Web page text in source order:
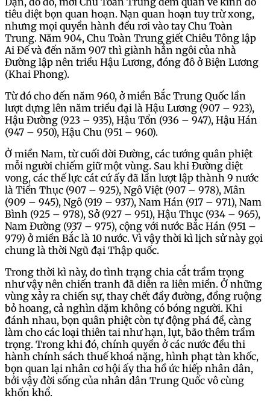
tiêu diệt bọn quan hoạn. Nạn quan hoạn tuy trừ xong,
nhưng mọi quyền hành đều rơi vào tay Chu Toàn
Trung. Năm 904, Chu Toàn Trung giết Chiêu Tông lập
Ai Đế và đến năm 907 thì giành hẳn ngôi của nhà
Đường lập nên triều Hậu Lương, đóng đô ở Biện Lương
(Khai Phong).
Từ đó cho đến năm 960, ở miền Bắc Trung Quốc lần
lượt dựng lên năm triều đại là Hậu Lương (907 – 923),
Hậu Đường (923 – 935), Hậu Tổn (936 – 947), Hậu Hán
(947 – 950), Hậu Chu (951 – 960).
Ở miền Nam, từ cuối đời Đường, các tướng quân phiệt
mỗi người chiếm giữ một vùng. Sau khi Đường diệt
vong, các thế lực cát cứ ấy đã lần lượt lập thành 9 nước
là Tiền Thục (907 – 925), Ngô Việt (907 – 978), Mân
(909 – 945), Ngô (919 – 937), Nam Hán (917 – 971), Nam
Bình (925 – 978), Sở (927 – 951), Hậu Thục (934 – 965),
Nam Đường (937 – 975), cộng với nước Bắc Hán (951 –
979) ở miền Bắc là 10 nước. Vì vậy thời kì lịch sử này gọi
chung là thời Ngũ đại Thập quốc.
Trong thời kì này, do tình trạng chia cắt trầm trọng
như vậy nên chiến tranh đã diễn ra liên miền. Ở những
vùng xảy ra chiến sự, thay chết đầy đường, đồng ruộng
bỏ hoang, cả nghìn dặm không có bóng người. Khi
đánh nhau, bọn quân phiệt còn tự động phá đề, càng
làm cho các loại thiên tai như hạn, lụt, bão thêm trầm
trọng. Trong khi đó, chính quyền ở các nước đều thi
hành chính sách thuế khoá nặng, hình phạt tàn khốc,
bọn quan lại nhân cơ hội ấy tha hồ ức hiếp nhân dân,
bởi vậy đời sống của nhân dân Trung Quốc vô cùng
khốn khổ.